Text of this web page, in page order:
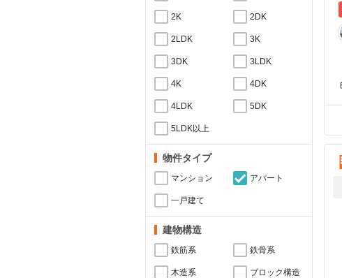
2K 2DK
2LDK 3K
3DK 3LDK
4K 4DK
4LDK 5DK
5LDK以上
物件タイプ
マンション アパート
一戸建て
建物構造
鉄筋系 鉄骨系
木造系 ブロック構造